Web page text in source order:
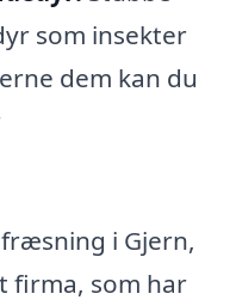
som insekter
dem kan du
i Gjern,
firma, som har